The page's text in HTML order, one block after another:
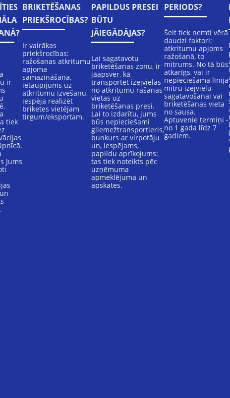
ir
tiek
Jums
BRIKETĒŠANAS
PRIEKŠROCĪBAS?
Ir vairākas
priekšrocības:
ražošanas atkritumu
apjoma
samazināšana,
ietaupījums uz
atkritumu izvešanu,
iespēja realizēt
briketes vietējam
tirgum/eksportam.
PAPILDUS PRESEI
BŪTU
JĀIEGĀDĀJAS?
Lai sagatavotu
briketēšanas zonu, ir
jāapsver, kā
transportēt izejvielas
no atkritumu rašanās
vietas uz
briketēšanas presi.
Lai to izdarītu, jums
būs nepieciešami
gliemežtransportieris,
bunkurs ar virpotāju
un, iespējams,
papildu aprīkojums:
tas tiek noteikts pēc
uzņēmuma
apmeklējuma un
apskates.
PERIODS?
Šeit tiek ņemti vērā
daudzi faktori:
atkritumu apjoms
ražošanā, to
mitrums. No tā būs
atkarīgs, vai ir
nepieciešama līnija
mitru izejvielu
sagatavošanai vai
briketēšanas vieta
no sausa.
Aptuvenie termiņi -
no 1 gada līdz 7
gadiem.